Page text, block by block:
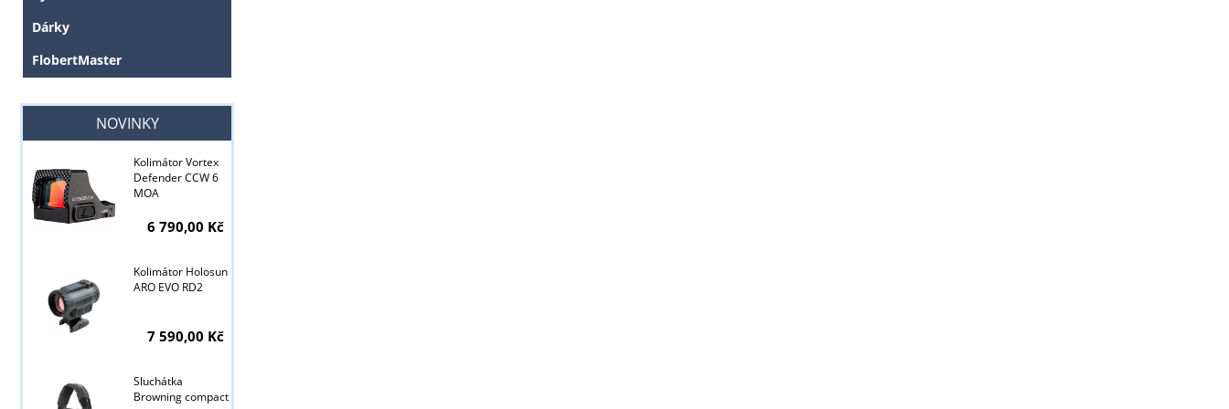
Dárky
FlobertMaster
NOVINKY
Kolimátor Vortex
Defender CCW 6
MOA
6 790,00 Kč
Kolimátor Holosun
ARO EVO RD2
7 590,00 Kč
Sluchátka
Browning compact